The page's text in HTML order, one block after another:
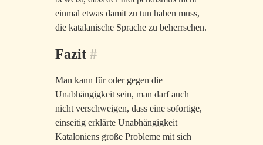
einmal etwas damit zu tun haben muss,
die katalanische Sprache zu beherrschen.
Fazit #
Man kann für oder gegen die
Unabhängigkeit sein, man darf auch
nicht verschweigen, dass eine sofortige,
einseitig erklärte Unabhängigkeit
Kataloniens große Probleme mit sich